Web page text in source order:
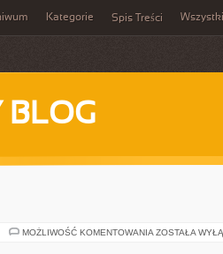
Kategorie Spis Treści
BLOG
MOŻLIWOŚĆ KOMENTOWANIA DZIECI
ZOSTAŁA